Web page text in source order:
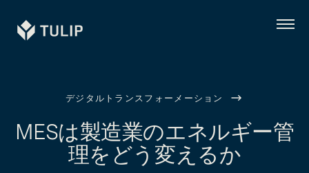
Tulip
メ
デジタルトランスフォーメーション
MESは製造業のエネルギー管
理をどう変えるか